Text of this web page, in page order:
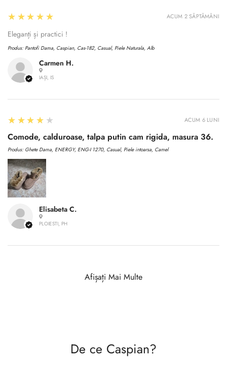
Carmen H.
IAȘI, IS
5
★★★★★
Eleganți și practici !
Produs: Pantofi Dama, Caspian, Cas-182, Casual, Piele Naturala, Alb
ACUM 2 SĂPTĂMÂNI
Elisabeta C.
PLOIESTI, PH
4
★★★★★
Comode, calduroase, talpa putin cam rigida, masura 36.
Produs: Ghete Dama, ENERGY, ENG-I 1270, Casual, Piele intoarsa, Camel
ACUM 6 LUNI
Afișați Mai Multe
De ce Caspian?